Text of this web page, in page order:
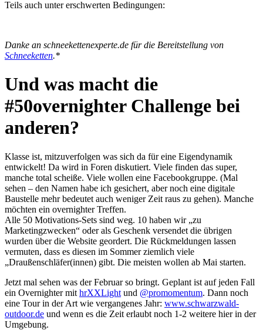
Teils auch unter erschwerten Bedingungen:
Danke an schneekettenexperte.de für die Bereitstellung von
Schneeketten.*
Und was macht die
#50overnighter Challenge bei
anderen?
Klasse ist, mitzuverfolgen was sich da für eine Eigendynamik
entwickelt! Da wird in Foren diskutiert. Viele finden das super,
manche total scheiße. Viele wollen eine Facebookgruppe. (Mal
sehen – den Namen habe ich gesichert, aber noch eine digitale
Baustelle mehr bedeutet auch weniger Zeit raus zu gehen). Manche
möchten ein overnighter Treffen.
Alle 50 Motivations-Sets sind weg. 10 haben wir „zu
Marketingzwecken“ oder als Geschenk versendet die übrigen
wurden über die Website geordert. Die Rückmeldungen lassen
vermuten, dass es diesen im Sommer ziemlich viele
„Draußenschläfer(innen) gibt. Die meisten wollen ab Mai starten.
Jetzt mal sehen was der Februar so bringt. Geplant ist auf jeden Fall
ein Overnighter mit hrXXLight und @promomentum. Dann noch
eine Tour in der Art wie vergangenes Jahr: www.schwarzwald-
outdoor.de und wenn es die Zeit erlaubt noch 1-2 weitere hier in der
Umgebung.